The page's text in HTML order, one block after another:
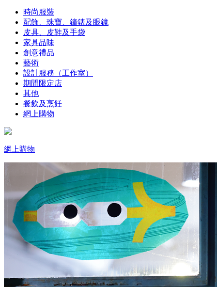
時尚服裝
配飾、珠寶、鐘錶及眼鏡
皮具、皮鞋及手袋
家具品味
創意禮品
藝術
設計服務（工作室）
期間限定店
其他
餐飲及烹飪
網上購物
網上購物